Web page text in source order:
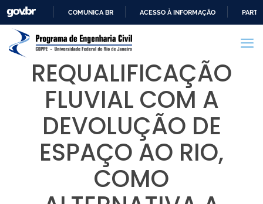
PARA
CONTEÚDO
COMUNICA BR ACESSO À INFORMAÇÃO
REQUALIFICAÇÃO
FLUVIAL COM A
DEVOLUÇÃO DE
ESPAÇO AO RIO,
COMO